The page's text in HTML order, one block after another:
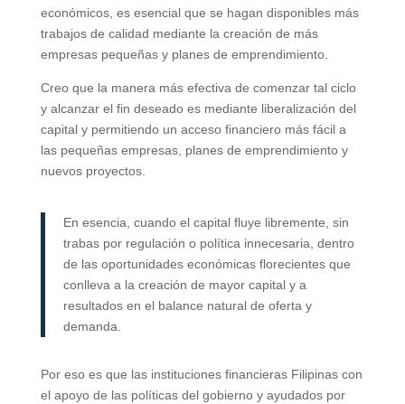
económicos, es esencial que se hagan disponibles más
trabajos de calidad mediante la creación de más
empresas pequeñas y planes de emprendimiento.
Creo que la manera más efectiva de comenzar tal ciclo
y alcanzar el fin deseado es mediante liberalización del
capital y permitiendo un acceso financiero más fácil a
las pequeñas empresas, planes de emprendimiento y
nuevos proyectos.
En esencia, cuando el capital fluye libremente, sin
trabas por regulación o política innecesaria, dentro
de las oportunidades económicas florecientes que
conlleva a la creación de mayor capital y a
resultados en el balance natural de oferta y
demanda.
Por eso es que las instituciones financieras Filipinas con
el apoyo de las políticas del gobierno y ayudados por